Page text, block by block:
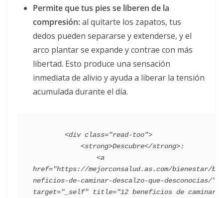
Permite que tus pies se liberen de la
compresión:al quitarte los zapatos, tus
dedos pueden separarse y extenderse, y el
arco plantar se expande y contrae con más
libertad. Esto produce una sensación
inmediata de alivio y ayuda a liberar la tensión
acumulada durante el día.
href="https://mejorconsalud.as.com/bienestar/be
neficios-de-caminar-descalzo-que-desconocias/"
target="_self" title="12 beneficios de caminar